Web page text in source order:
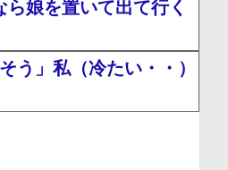
娘を置いて出て行く
う」私（冷たい・・）